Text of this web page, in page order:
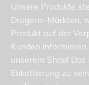
Unsere Produkte
Drogerie-Märkten,
Produkt auf der
Kunden
unserem Shop!
Etikettierung zu